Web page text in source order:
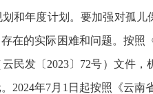
和年度计划。要加强对孤
在的实际困难和问题。按
民发〔2023〕72号）文件
2024年7月1日起按照《云